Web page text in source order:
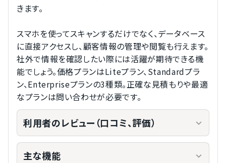
きます。
スマホを使ってスキャンするだけでなく、データベース
に直接アクセスし、顧客情報の管理や閲覧も行えます。
社外で情報を確認したい際には活躍が期待できる機
能でしょう。価格プランはLiteプラン、Standardプラ
ン、Enterpriseプランの3種類。正確な見積もりや最適
なプランは問い合わせが必要です。
利用者のレビュー（口コミ、評価）
主な機能